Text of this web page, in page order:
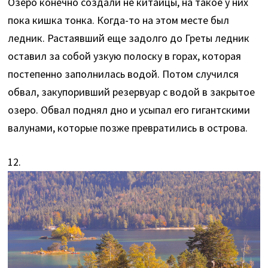
пока кишка тонка. Когда-то на этом месте был
ледник. Растаявший еще задолго до Греты ледник
оставил за собой узкую полоску в горах, которая
постепенно заполнилась водой. Потом случился
обвал, закупоривший резервуар с водой в закрытое
озеро. Обвал поднял дно и усыпал его гигантскими
валунами, которые позже превратились в острова.
12.